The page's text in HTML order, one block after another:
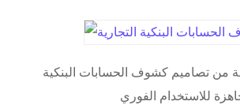
من تصاميم كشوف الحسابات البنكية